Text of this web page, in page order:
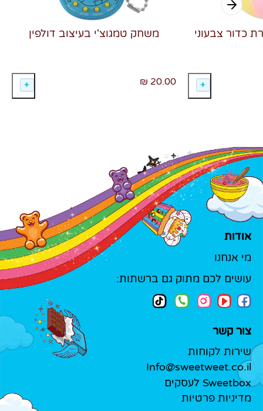
משחק טמגוצ'י בעיצוב דולפין
20.00 ₪
כדור צבעוני
אודות
מי אנחנו
עושים לכם מתוק גם ברשתות:
צור קשר
שירות לקוחות
Info@sweetweet.co.il
Sweetbox לעסקים
מדיניות פרטיות